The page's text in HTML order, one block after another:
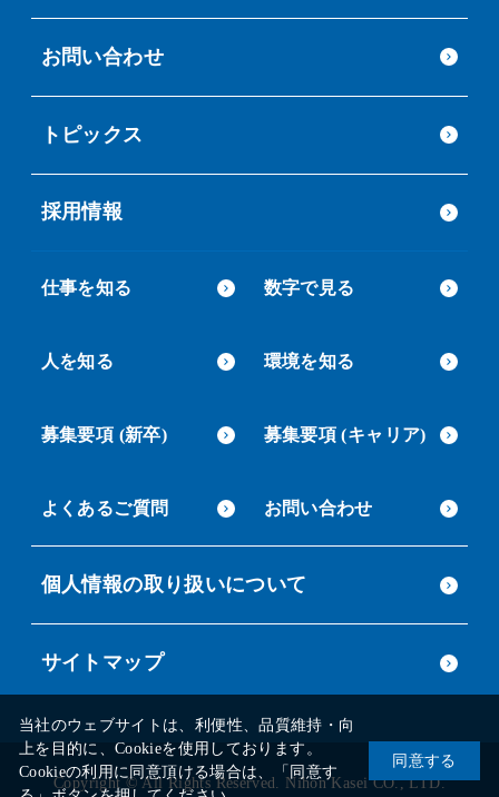
お問い合わせ
トピックス
採用情報
仕事を知る 数字で見る
人を知る 環境を知る
募集要項 (新卒) 募集要項 (キャリア)
よくあるご質問 お問い合わせ
個人情報の取り扱いについて
サイトマップ
Copyright © All Rights Reserved. Nihon Kasei CO., LTD.
当社のウェブサイトは、利便性、品質維持・向
上を目的に、Cookieを使用しております。
Cookieの利用に同意頂ける場合は、「同意す
同意する